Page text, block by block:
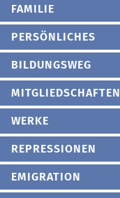
FAMILIE
PERSÖNLICHES
BILDUNGSWEG
MITGLIEDSCHAFTEN
WERKE
REPRESSIONEN
EMIGRATION